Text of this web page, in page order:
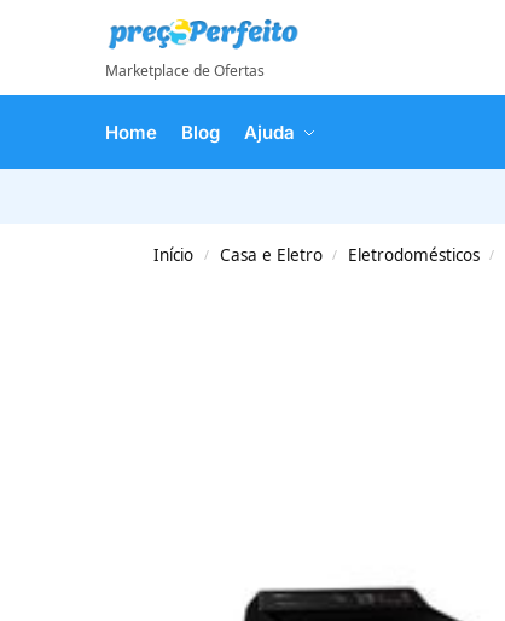
Marketplace de Ofertas
Home Blog Ajuda
Início / Casa e Eletro / Eletrodomésticos /